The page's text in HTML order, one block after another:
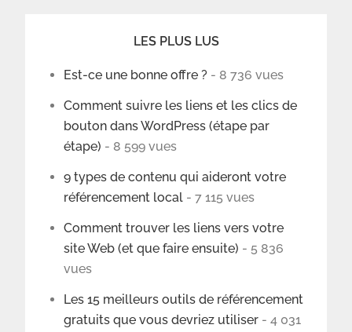
LES PLUS LUS
Est-ce une bonne offre ? - 8 736 vues
Comment suivre les liens et les clics de
bouton dans WordPress (étape par
étape) - 8 599 vues
9 types de contenu qui aideront votre
référencement local - 7 115 vues
Comment trouver les liens vers votre
site Web (et que faire ensuite) - 5 836
vues
Les 15 meilleurs outils de référencement
gratuits que vous devriez utiliser - 4 031